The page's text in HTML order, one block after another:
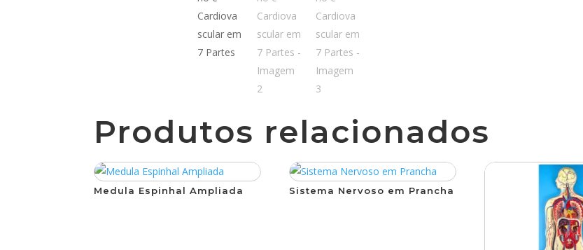
Produtos relacionados
Medula Espinhal Ampliada Sistema Nervoso em Prancha